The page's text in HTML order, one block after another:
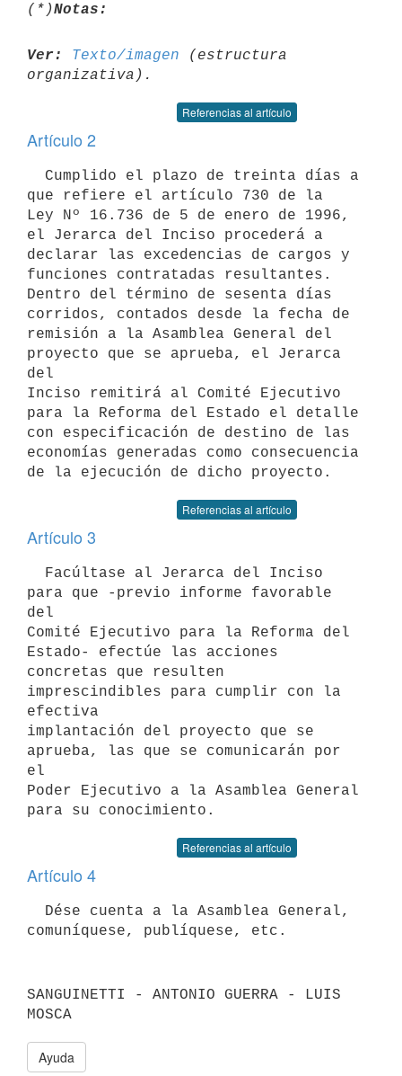
(*)Notas:
Ver: Texto/imagen (estructura
Referencias al artículo
Artículo 2
que refiere el artículo 730 de la
Ley Nº 16.736 de 5 de enero de 1996,
el Jerarca del Inciso procederá a
declarar las excedencias de cargos y
funciones contratadas resultantes.
Dentro del término de sesenta días
corridos, contados desde la fecha de
remisión a la Asamblea General del
proyecto que se aprueba, el Jerarca
del
Inciso remitirá al Comité Ejecutivo
para la Reforma del Estado el detalle
con especificación de destino de las
economías generadas como consecuencia
Referencias al artículo
Artículo 3
para que -previo informe favorable
del
Comité Ejecutivo para la Reforma del
Estado- efectúe las acciones
concretas que resulten
imprescindibles para cumplir con la
efectiva
implantación del proyecto que se
aprueba, las que se comunicarán por
el
Poder Ejecutivo a la Asamblea General
Referencias al artículo
Artículo 4
SANGUINETTI - ANTONIO GUERRA - LUIS
Ayuda